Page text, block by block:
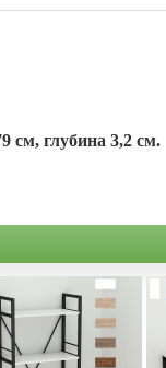
см, глубина 3,2 см.